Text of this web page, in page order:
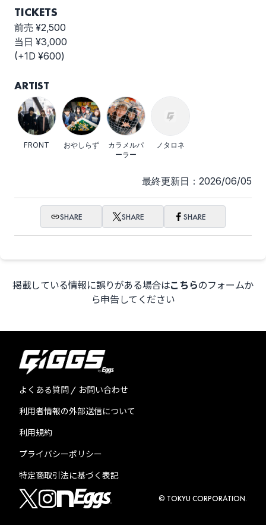
TICKETS
前売 ¥2,500
当日 ¥3,000
(+1D ¥600)
ARTIST
FRONT おやしらず
カラメルパ
ーラー
ノタロネ
最終更新日：2026/06/05
SHARE SHARE SHARE
掲載している情報に誤りがある場合はこちらのフォームか
ら申告してください
よくある質問 / お問い合わせ
利用者情報の外部送信について
利用規約
プライバシーポリシー
特定商取引法に基づく表記
© TOKYU CORPORATION.